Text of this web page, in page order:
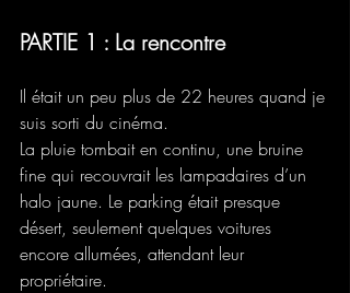
PARTIE 1 : La rencontre
Il était un peu plus de 22 heures quand je
suis sorti du cinéma.
La pluie tombait en continu, une bruine
fine qui recouvrait les lampadaires d’un
halo jaune. Le parking était presque
désert, seulement quelques voitures
encore allumées, attendant leur
propriétaire.